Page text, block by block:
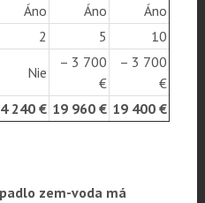
Áno Áno
Áno
2 5 10
Nie
– 3 700
€
– 3 700
€
240 € 19 960 € 19 400 €
zem-voda má